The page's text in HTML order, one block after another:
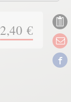
2,40 €